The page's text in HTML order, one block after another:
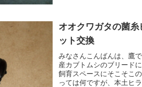
オオクワガタの菌
ット交換
みなさんこんばんは、鷹
産カブトムシのブリード
飼育スペースにそこそこ
っては何ですが、本土ヒ